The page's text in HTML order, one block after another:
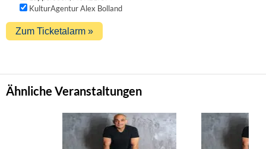
KulturAgentur Alex Bolland
Ähnliche Veranstaltungen